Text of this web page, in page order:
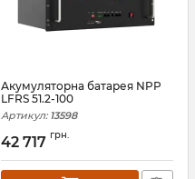
Акумуляторна батарея NPP
LFRS 51.2-100
Артикул: 13598
42 717 грн.